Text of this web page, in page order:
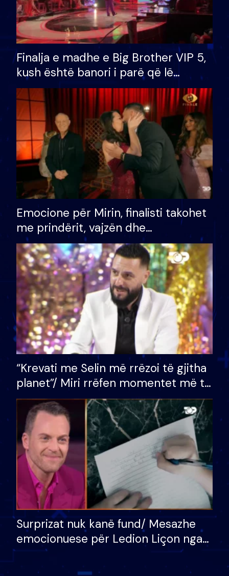
Finalja e madhe e Big Brother VIP 5,
kush është banori i parë që lë
shtëpinë dhe humb mundësinë për
të fituar çmimin e madh
Emocione për Mirin, finalisti takohet
me prindërit, vajzën dhe
bashkëshorten: S’kemi ndonjë letër
divorci apo jo?
“Krevati me Selin më rrëzoi të gjitha
planet”/ Miri rrëfen momentet më të
bukura në shtëpinë e BB VIP: Do më
mungojë zilja e mëngjesit kur…
Surprizat nuk kanë fund/ Mesazhe
emocionuese për Ledion Liçon nga
nëna dhe fëmijët e tij, moderatori
nuk i mban dot lotët: Nuk meritoj…